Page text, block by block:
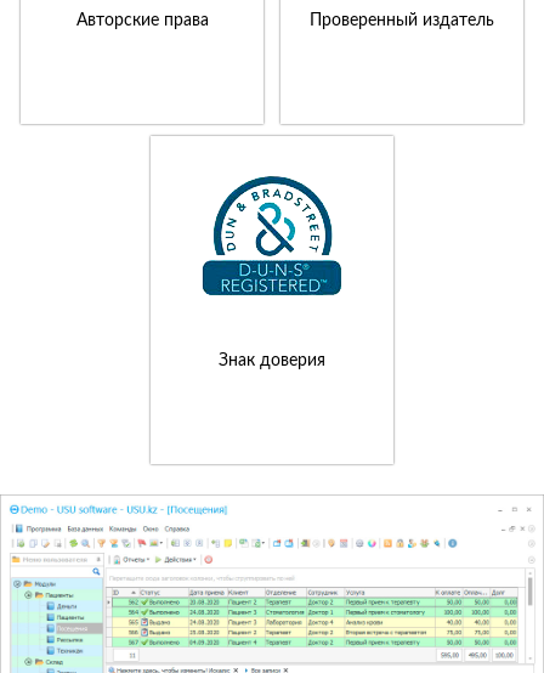
Авторские права Проверенный издатель
Знак доверия